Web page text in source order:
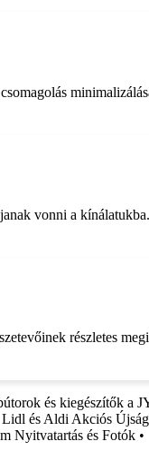
vonni a
részletes
és kiegészítők a
Lidl és Aldi Akciós
Nyitvatartás és Fotók •